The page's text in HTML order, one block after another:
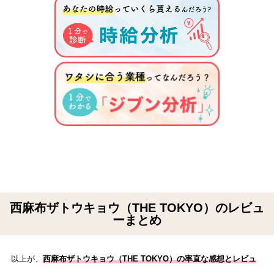
西麻布ザトウキョウ（THE TOKYO）のレビュ
ーまとめ
以上が、 西麻布ザトウキョウ（THE TOKYO）の率直な感想とレビュ